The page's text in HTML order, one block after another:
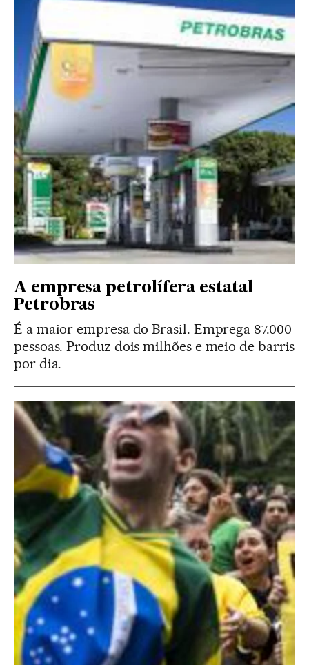
A empresa petrolífera estatal
Petrobras
É a maior empresa do Brasil. Emprega 87.000
pessoas. Produz dois milhões e meio de barris
por dia.